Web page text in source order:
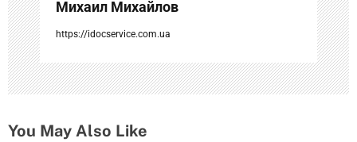
я
м
Михаил Михайлов
https://idocservice.com.ua
You May Also Like